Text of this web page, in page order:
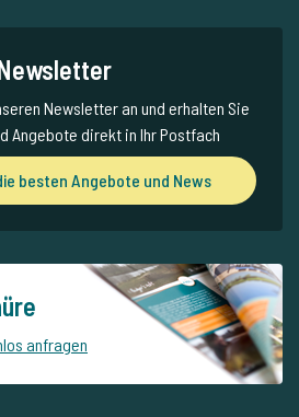
Newsletter an und erhalten Sie
Angebote direkt in Ihr Postfach
besten Angebote und News
anfragen